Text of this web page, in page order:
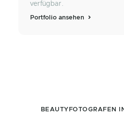
verfügbar.
Portfolio ansehen
BEAUTYFOTOGRAFEN